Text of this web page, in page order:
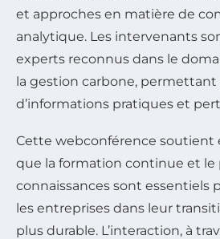
et approches en matière de
analytique. Les intervenants
experts reconnus dans le
la gestion carbone,
d’informations pratiques et
Cette webconférence soutient
que la formation continue et le
connaissances sont essentiels
les entreprises dans leur
plus durable. L’interaction, à